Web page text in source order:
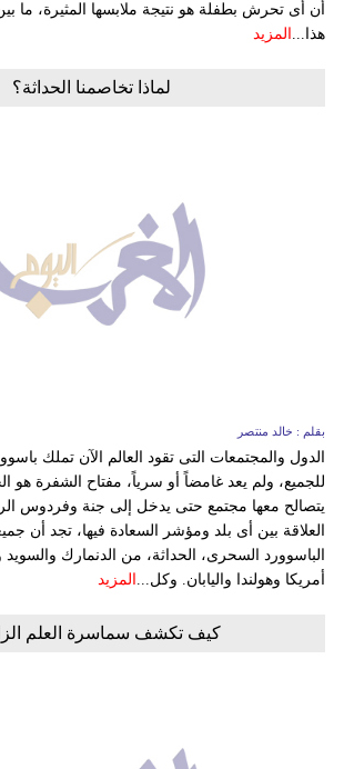
أن أى تحرش بطفلة هو نتيجة ملابسها المثيرة، ما
هذا... المزيد
لماذا تخاصمنا الحداثة؟
بقلم : خالد منتصر
الدول والمجتمعات التى تقود العالم الآن تملك
للجميع، ولم يعد غامضاً أو سرياً، مفتاح الشفرة هو
يتصالح معها مجتمع حتى يدخل إلى جنة وفردوس
العلاقة بين أى بلد ومؤشر السعادة فيها، تجد أن
الباسوورد السحرى، الحداثة، من الدنمارك والسويد
أمريكا وهولندا واليابان. وكل... المزيد
كيف تكشف سماسرة العلم